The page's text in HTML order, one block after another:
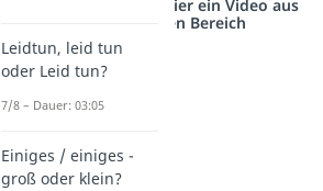
Studyflix vernetzt: Hier ein Video aus
einem anderen Bereich
Leidtun, leid tun
oder Leid tun?
7/8 – Dauer: 03:05
Einiges / einiges -
groß oder klein?